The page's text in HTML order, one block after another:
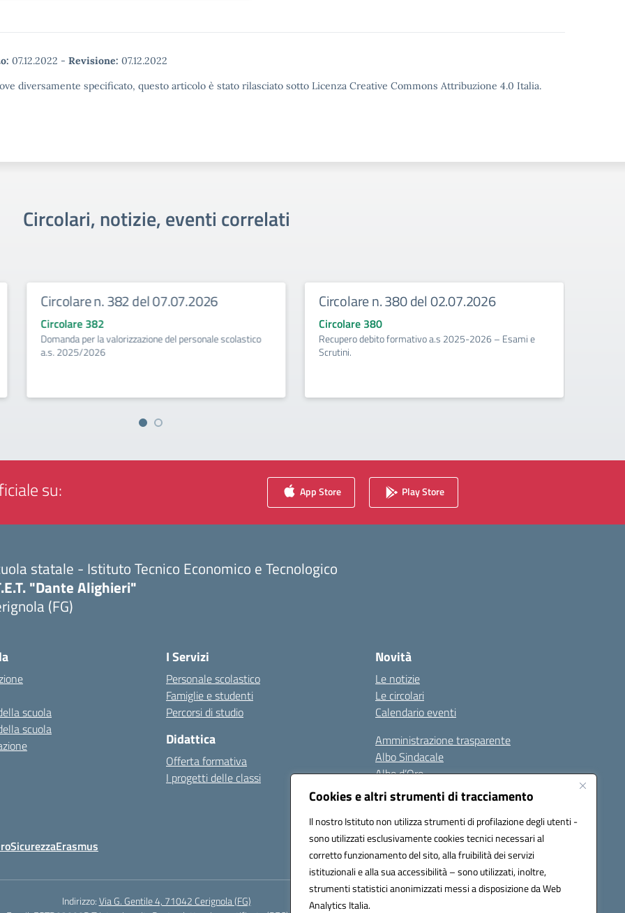
Cookies e altri strumenti di tracciamento
Il nostro Istituto non utilizza strumenti di profilazione degli utenti -
sono utilizzati esclusivamente cookies tecnici necessari al
corretto funzionamento del sito, alla fruibilità dei servizi
istituzionali e alla sua accessibilità – sono utilizzati, inoltre,
strumenti statistici anonimizzati messi a disposizione da Web
Analytics Italia.
07.12.2022 - Revisione: 07.12.2022
diversamente specificato, questo articolo è stato rilasciato sotto Licenza Creative Commons Attribuzione 4.0 Italia.
Circolari, notizie, eventi correlati
Circolare n. 382 del 07.07.2026
Circolare 382
Domanda per la valorizzazione del personale scolastico
a.s. 2025/2026
Circolare n. 380 del 02.07.2026
Circolare 380
Recupero debito formativo a.s 2025-2026 – Esami e
Scrutini.
su: App Store Play Store
statale - Istituto Tecnico Economico e Tecnologico
"Dante Alighieri"
(FG)
scuola
scuola
I Servizi
Personale scolastico
Famiglie e studenti
Percorsi di studio
Didattica
Offerta formativa
I progetti delle classi
Novità
Le notizie
Le circolari
Calendario eventi
Amministrazione trasparente
Albo Sindacale
Albo d’Oro
Sicurezza
Erasmus
SicurezzaErasmus Seguici su:
Indirizzo:Via G. Gentile 4, 71042 Cerignola (FG)